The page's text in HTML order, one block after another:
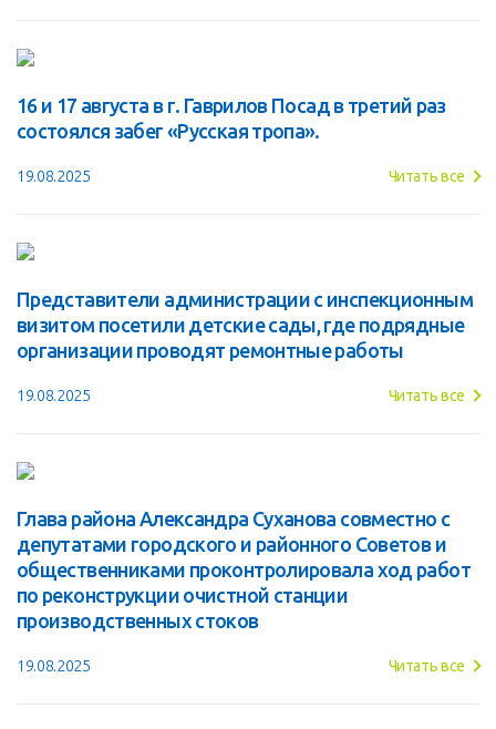
16 и 17 августа в г. Гаврилов Посад в третий раз
состоялся забег «Русская тропа».
19.08.2025 Читать все
Представители администрации с инспекционным
визитом посетили детские сады, где подрядные
организации проводят ремонтные работы
19.08.2025 Читать все
Глава района Александра Суханова совместно с
депутатами городского и районного Советов и
общественниками проконтролировала ход работ
по реконструкции очистной станции
производственных стоков
19.08.2025 Читать все